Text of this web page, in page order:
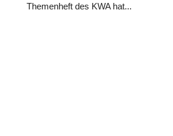
Themenheft des KWA hat...